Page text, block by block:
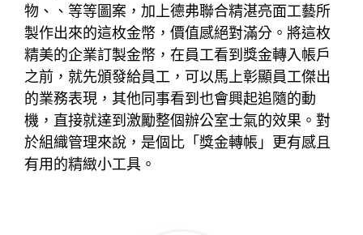
物、、等等圖案，加上德弗聯合精湛亮面工藝所
製作出來的這枚金幣，價值感絕對滿分。將這枚
精美的企業訂製金幣，在員工看到獎金轉入帳戶
之前，就先頒發給員工，可以馬上彰顯員工傑出
的業務表現，其他同事看到也會興起追隨的動
機，直接就達到激勵整個辦公室士氣的效果。對
於組織管理來說，是個比「獎金轉帳」更有感且
有用的精緻小工具。